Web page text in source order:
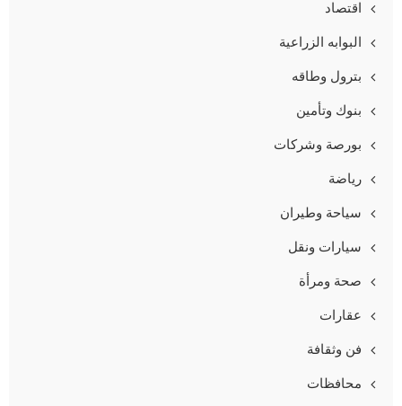
اقتصاد
البوابه الزراعية
بترول وطاقه
بنوك وتأمين
بورصة وشركات
رياضة
سياحة وطيران
سيارات ونقل
صحة ومرأة
عقارات
فن وثقافة
محافظات